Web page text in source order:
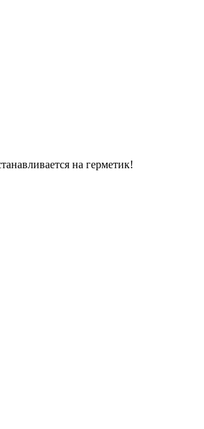
на герметик!